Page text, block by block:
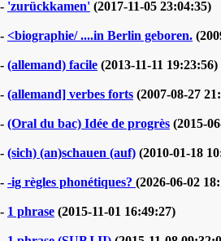
- 'zurückkamen' (2017-11-05 23:04:35)
- <biographie/ ....in Berlin geboren.
- (allemand) facile (2013-11-11 19:23:56)
- (allemand] verbes forts (2007-08-27
- (Oral du bac) Idée de progrès (2015-
- (sich) (an)schauen (auf) (2010-01-18
- -ig règles phonétiques? (2026-06-02
- 1 phrase (2015-11-01 16:49:27)